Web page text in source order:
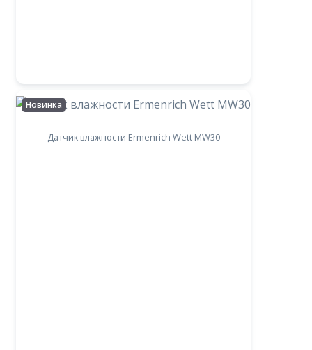
Новинка
Датчик влажности Ermenrich Wett MW30